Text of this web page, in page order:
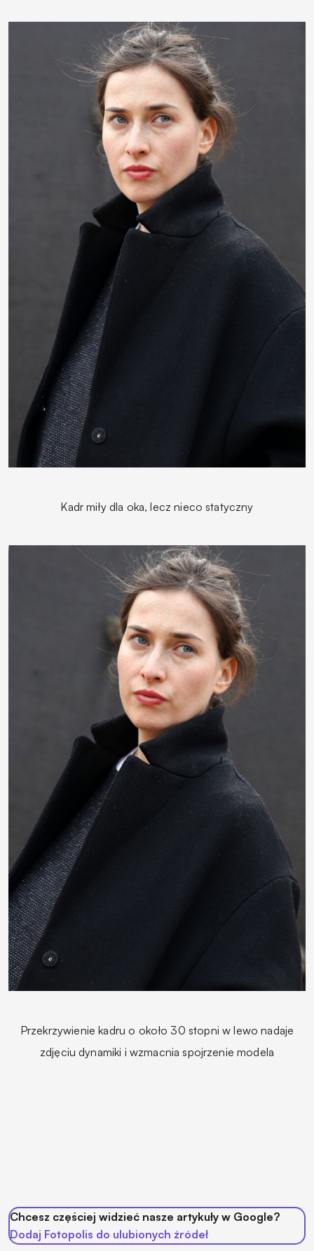
Kadr miły dla oka, lecz nieco statyczny
Przekrzywienie kadru o około 30 stopni w lewo nadaje
zdjęciu dynamiki i wzmacnia spojrzenie modela
Chcesz częściej widzieć nasze artykuły w Google?
Dodaj Fotopolis do ulubionych źródeł